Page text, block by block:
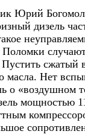
Юрий
дизель
сжатый
масла. Нет
«воздушном
мощностью